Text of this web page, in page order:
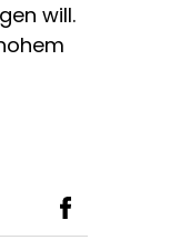
will.